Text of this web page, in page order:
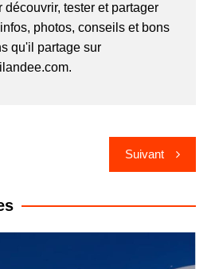
découvrir, tester et partager
photos, conseils et bons
qu'il partage sur
Suivant